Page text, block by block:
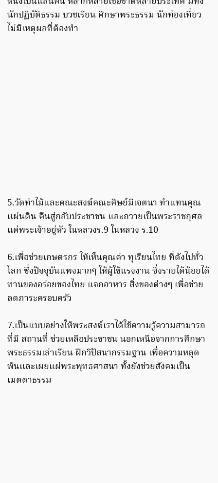
นักปฏิบัติธรรม บวชเรียน ศึกษาพระธรรม นักท่องเที่ยว
ไม่มีเหตุผลที่ต้องทำ
5.วัดท่าไม้และคณะสงฆ์คณะศิษย์มีเจตนา ทำแทนคุณ
แผ่นดิน คืนสู่กลับประชาชน และถวายเป็นพระราชกุศล
แด่พระเจ้าอยู่หัว ในหลวงร.9 ในหลวง ร.10
6.เพื่อช่วยเกษตรกร ให้เห็นคุณค่า ทุเรียนไทย ที่ดังไปทั่ว
โลก ซึ่งปัจจุบันแพงมากๆ ให้ผู้ใช้แรงงาน ซึ่งรายได้น้อยได้
ทานของอร่อยของไทย แจกอาหาร สิ่งของต่างๆ เพื่อช่วย
ลดภาระครอบครัว
7.เป็นแบบอย่างให้พระสงฆ์เราได้ใช้ความรู้ความสามารถ
ที่มี สถานที่ ช่วยเหลือประชาชน นอกเหนือจากการศึกษา
พระธรรมเล่าเรียน ฝึกวิปัสนากรรมฐาน เพื่อความหลุด
พ้นและเผยแผ่พระพุทธศาสนา ทั้งยังช่วยสังคมเป็น
เมตตาธรรม